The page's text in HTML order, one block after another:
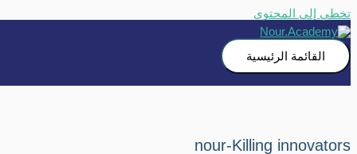
تخطي إلى المحتوى
القائمة الرئيسية
nour-Killing innovators